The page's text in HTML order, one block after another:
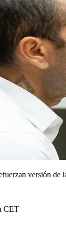
versión de
CET